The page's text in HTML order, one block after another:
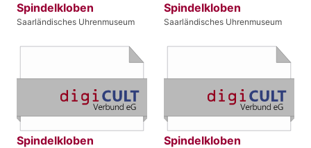
Spindelkloben
Saarländisches Uhrenmuseum
Spindelkloben
Saarländisches Uhrenmuseum
Spindelkloben Spindelkloben